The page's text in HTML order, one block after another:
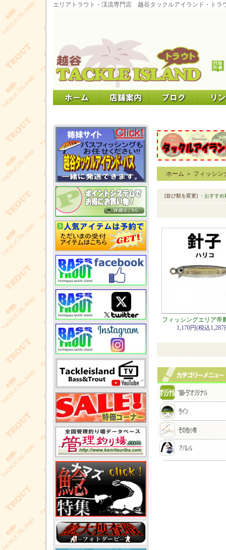
エリアトラウト・渓流専門店 越谷タックルアイランド・トラ
ホーム＞フィッシン
[並び順を変更] ・おすすめ
フィッシングエリア
1,170円(税込1,287